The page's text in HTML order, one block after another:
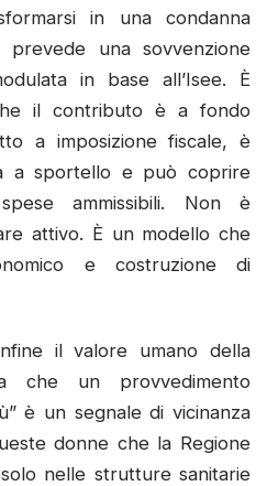
in una condanna
una sovvenzione
in base all’Isee. È
il contributo è a fondo
a imposizione fiscale, è
a sportello e può coprire
ammissibili. Non è
attivo. È un modello che
e costruzione di
il valore umano della
che un provvedimento
è un segnale di vicinanza
donne che la Regione
nelle strutture sanitarie